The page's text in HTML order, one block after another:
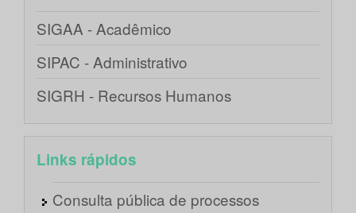
SIGAA - Acadêmico
SIPAC - Administrativo
SIGRH - Recursos Humanos
Links rápidos
Consulta pública de processos